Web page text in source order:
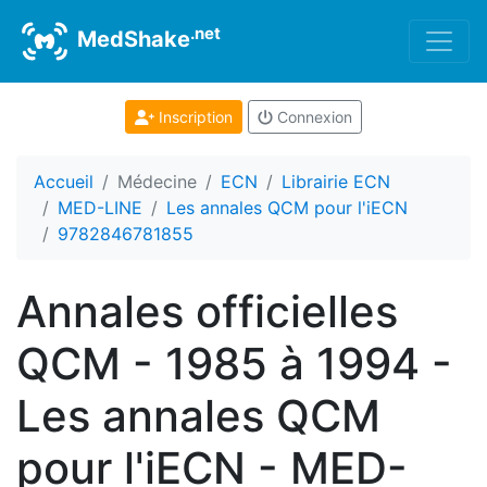
MedShake.net
Inscription Connexion
Accueil Médecine ECN
Librairie ECN
MED-LINE
Les annales QCM pour l'iECN
9782846781855
Annales officielles
QCM - 1985 à 1994 -
Les annales QCM
pour l'iECN - MED-